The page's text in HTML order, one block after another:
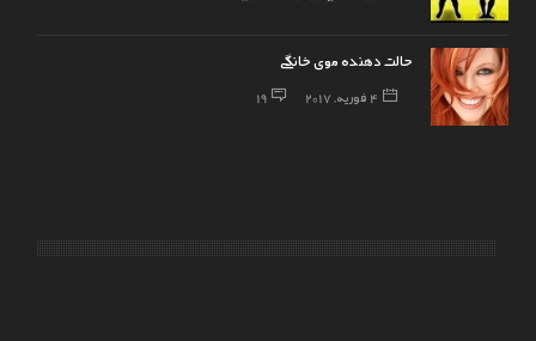
حالت دهنده موی خانگی
4 فوریه, 2017 19